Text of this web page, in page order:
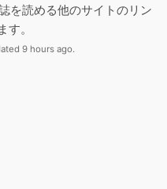
を読める他のサイトのリン
す。
9 hours ago.